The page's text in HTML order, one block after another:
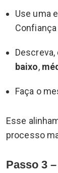
Use uma
Confiança
baixo,
Faça o
Esse
processo
Passo 3